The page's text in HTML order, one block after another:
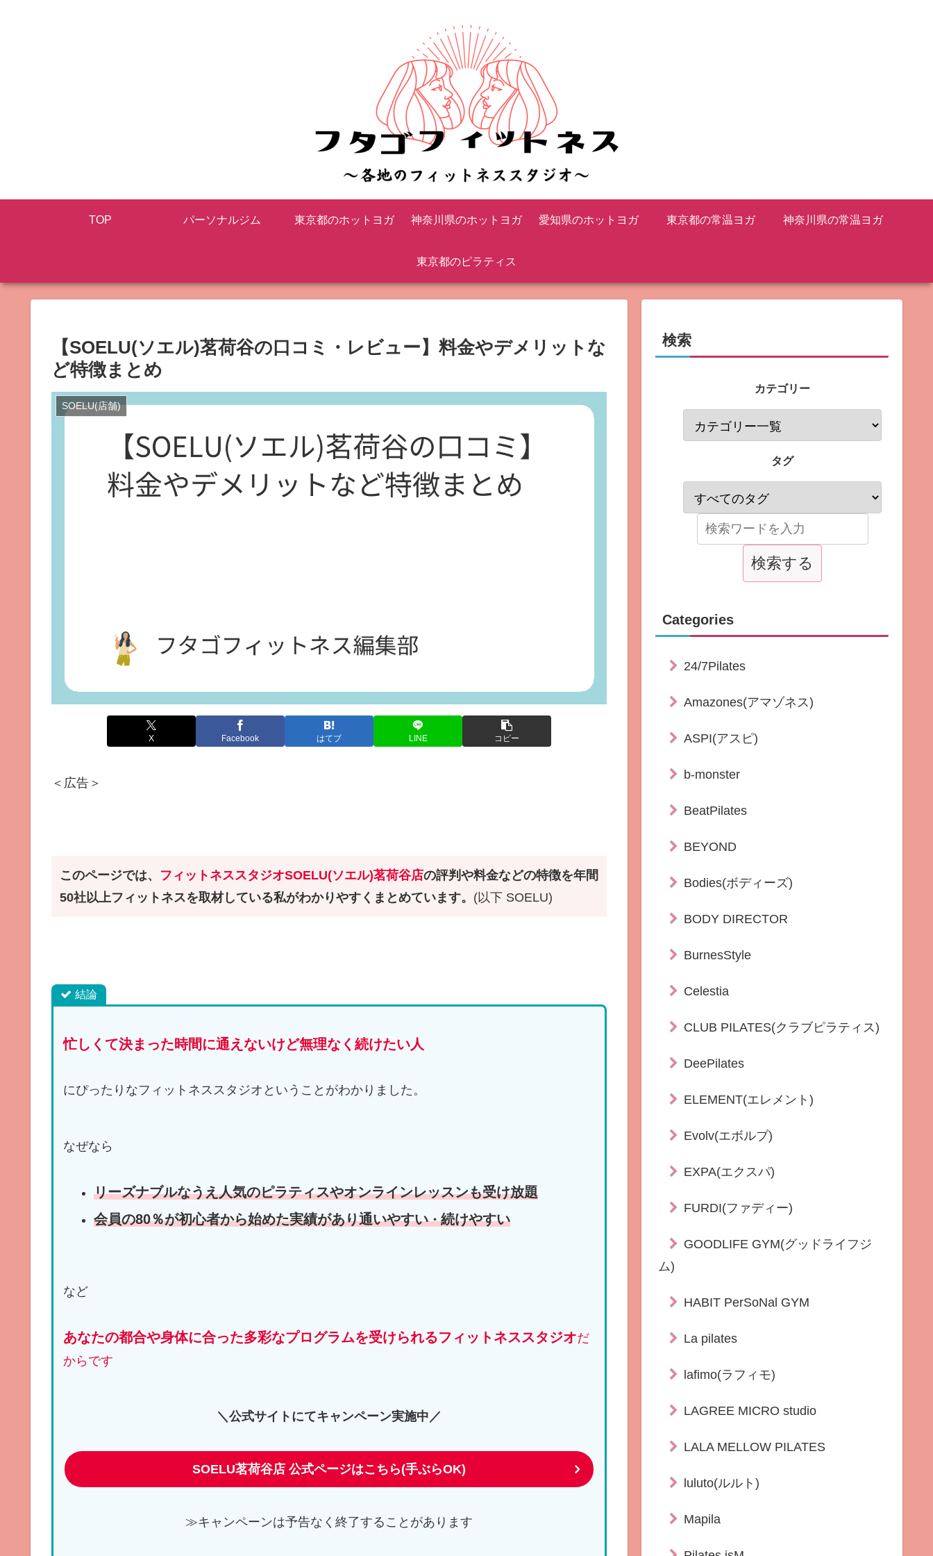
TOP パーソナルジム 東京都のホットヨガ 神奈川県のホットヨガ 愛知県のホットヨガ 東京都の常温ヨガ 神奈川県の常温ヨガ
東京都のピラティス
【SOELU(ソエル)茗荷谷の口コミ・レビュー】料金やデメリットな
ど特徴まとめ
SOELU(店舗)
X Facebook はてブ LINE コピー
＜広告＞
このページでは、 フィットネススタジオSOELU(ソエル)茗荷谷店の評判や料金などの特徴を年間
50社以上フィットネスを取材している私がわかりやすくまとめています。 (以下 SOELU)
結論
忙しくて決まった時間に通えないけど無理なく続けたい人
にぴったりなフィットネススタジオということがわかりました。
なぜなら
リーズナブルなうえ人気のピラティスやオンラインレッスンも受け放題
会員の80％が初心者から始めた実績があり通いやすい・続けやすい
など
あなたの都合や身体に合った多彩なプログラムを受けられるフィットネススタジオだ
からです
＼公式サイトにてキャンペーン実施中／
SOELU茗荷谷店 公式ページはこちら(手ぶらOK)
≫キャンペーンは予告なく終了することがあります
検索
カテゴリー
タグ
Categories
24/7Pilates
Amazones(アマゾネス)
ASPI(アスピ)
b-monster
BeatPilates
BEYOND
Bodies(ボディーズ)
BODY DIRECTOR
BurnesStyle
Celestia
CLUB PILATES(クラブピラティス)
DeePilates
ELEMENT(エレメント)
Evolv(エボルブ)
EXPA(エクスパ)
FURDI(ファディー)
GOODLIFE GYM(グッドライフジ
ム)
HABIT PerSoNal GYM
La pilates
lafimo(ラフィモ)
LAGREE MICRO studio
LALA MELLOW PILATES
luluto(ルルト)
Mapila